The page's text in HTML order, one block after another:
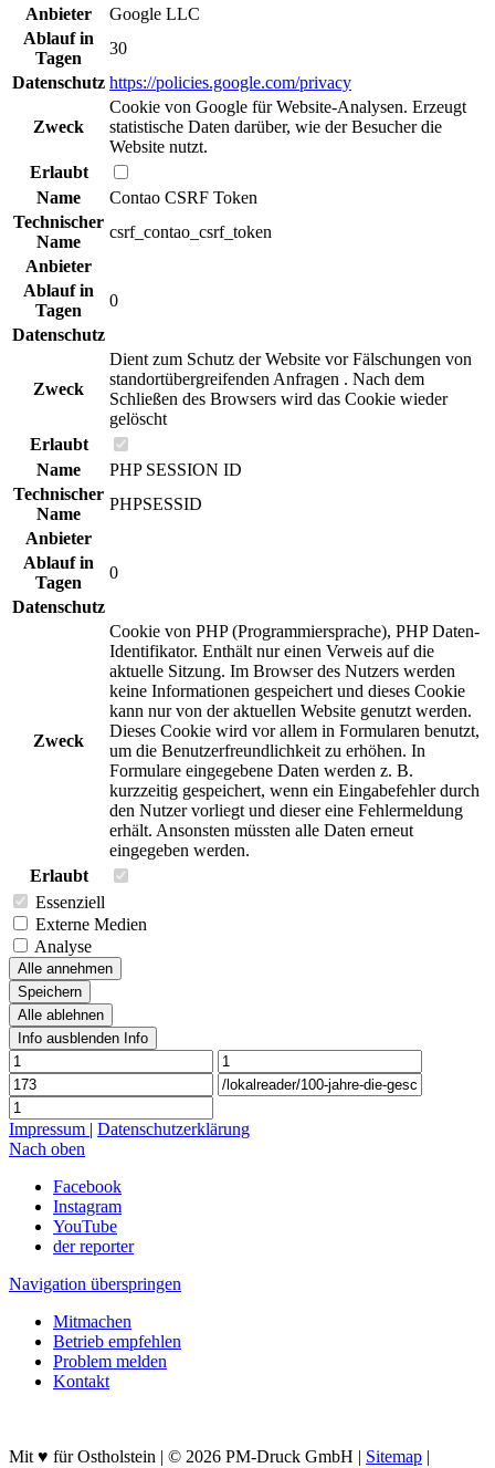
Anbieter
Google LLC
Ablauf in
Tagen
30
Datenschutz https://policies.google.com/privacy
Zweck
Cookie von Google für Website-Analysen. Erzeugt
statistische Daten darüber, wie der Besucher die
Website nutzt.
Erlaubt
Name
Contao CSRF Token
Technischer
Name
csrf_contao_csrf_token
Anbieter
Ablauf in
Tagen
0
Datenschutz
Zweck
Dient zum Schutz der Website vor Fälschungen von
standortübergreifenden Anfragen . Nach dem
Schließen des Browsers wird das Cookie wieder
gelöscht
Erlaubt
Name
PHP SESSION ID
Technischer
Name
PHPSESSID
Anbieter
Ablauf in
Tagen
0
Datenschutz
Zweck
Cookie von PHP (Programmiersprache), PHP Daten-
Identifikator. Enthält nur einen Verweis auf die
aktuelle Sitzung. Im Browser des Nutzers werden
keine Informationen gespeichert und dieses Cookie
kann nur von der aktuellen Website genutzt werden.
Dieses Cookie wird vor allem in Formularen benutzt,
um die Benutzerfreundlichkeit zu erhöhen. In
Formulare eingegebene Daten werden z. B.
kurzzeitig gespeichert, wenn ein Eingabefehler durch
den Nutzer vorliegt und dieser eine Fehlermeldung
erhält. Ansonsten müssten alle Daten erneut
eingegeben werden.
Erlaubt
Essenziell
Externe Medien
Analyse
Alle annehmen
Speichern
Alle ablehnen
Info ausblenden Info
Impressum | Datenschutzerklärung
Nach oben
Facebook
Instagram
YouTube
der reporter
Navigation überspringen
Mitmachen
Betrieb empfehlen
Problem melden
Kontakt
Mit ♥ für Ostholstein | © 2026 PM-Druck GmbH | Sitemap |